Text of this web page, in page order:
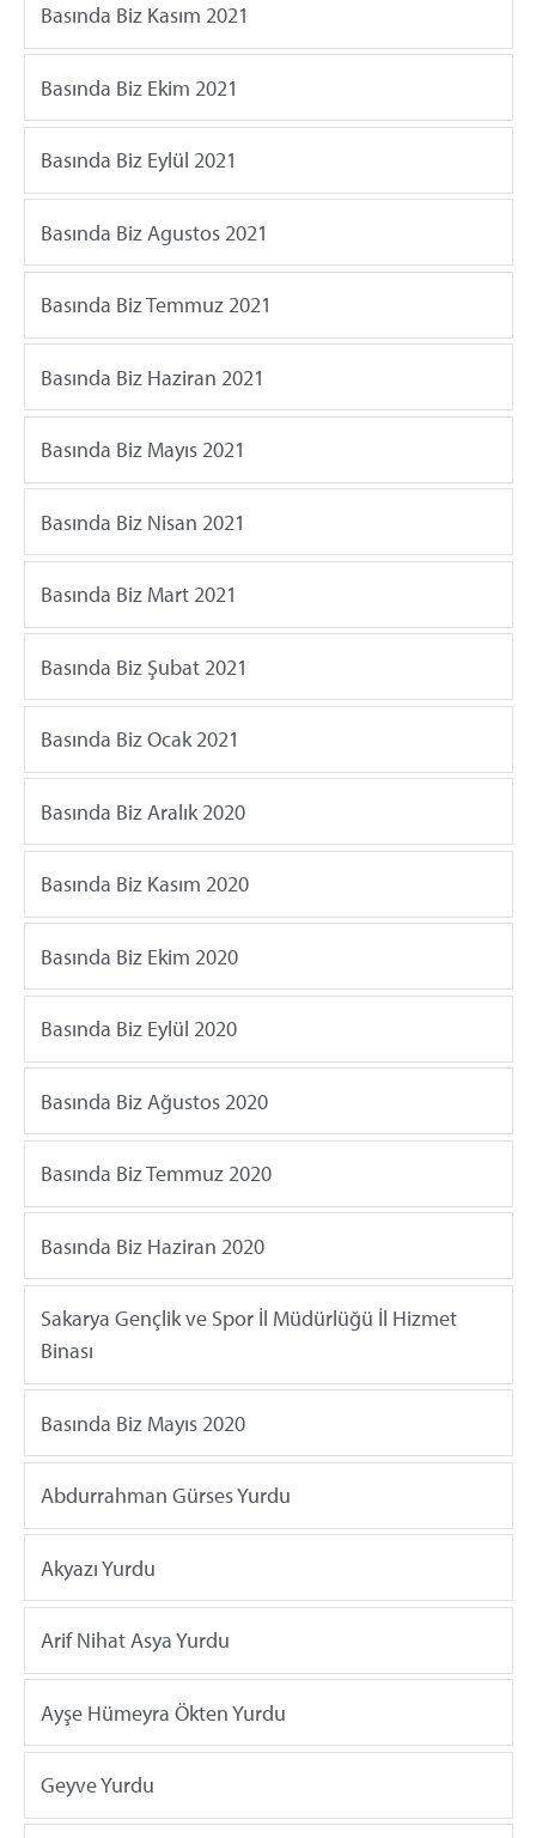
Basında Biz Kasım 2021
Basında Biz Ekim 2021
Basında Biz Eylül 2021
Basında Biz Agustos 2021
Basında Biz Temmuz 2021
Basında Biz Haziran 2021
Basında Biz Mayıs 2021
Basında Biz Nisan 2021
Basında Biz Mart 2021
Basında Biz Şubat 2021
Basında Biz Ocak 2021
Basında Biz Aralık 2020
Basında Biz Kasım 2020
Basında Biz Ekim 2020
Basında Biz Eylül 2020
Basında Biz Ağustos 2020
Basında Biz Temmuz 2020
Basında Biz Haziran 2020
Sakarya Gençlik ve Spor İl Müdürlüğü İl Hizmet
Binası
Basında Biz Mayıs 2020
Abdurrahman Gürses Yurdu
Akyazı Yurdu
Arif Nihat Asya Yurdu
Ayşe Hümeyra Ökten Yurdu
Geyve Yurdu